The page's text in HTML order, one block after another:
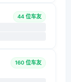
44 位车友
160 位车友